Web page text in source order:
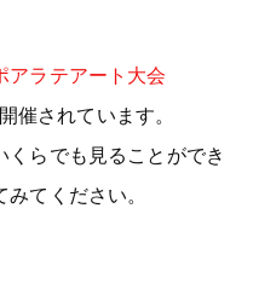
アラテアート大会
催されています。
くらでも見ることができ
てください。